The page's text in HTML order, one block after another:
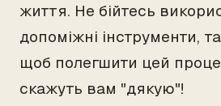
життя. Не бійтесь
допоміжні інструменти,
щоб полегшити цей
скажуть вам "дякую"!